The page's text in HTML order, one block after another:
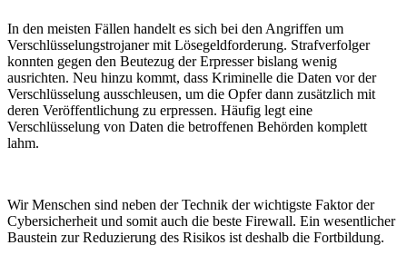
In den meisten Fällen handelt es sich bei den Angriffen um
Verschlüsselungstrojaner mit Lösegeldforderung. Strafverfolger
konnten gegen den Beutezug der Erpresser bislang wenig
ausrichten. Neu hinzu kommt, dass Kriminelle die Daten vor der
Verschlüsselung ausschleusen, um die Opfer dann zusätzlich mit
deren Veröffentlichung zu erpressen. Häufig legt eine
Verschlüsselung von Daten die betroffenen Behörden komplett
lahm.
Wir Menschen sind neben der Technik der wichtigste Faktor der
Cybersicherheit und somit auch die beste Firewall. Ein wesentlicher
Baustein zur Reduzierung des Risikos ist deshalb die Fortbildung.